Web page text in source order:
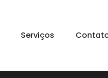
Serviços